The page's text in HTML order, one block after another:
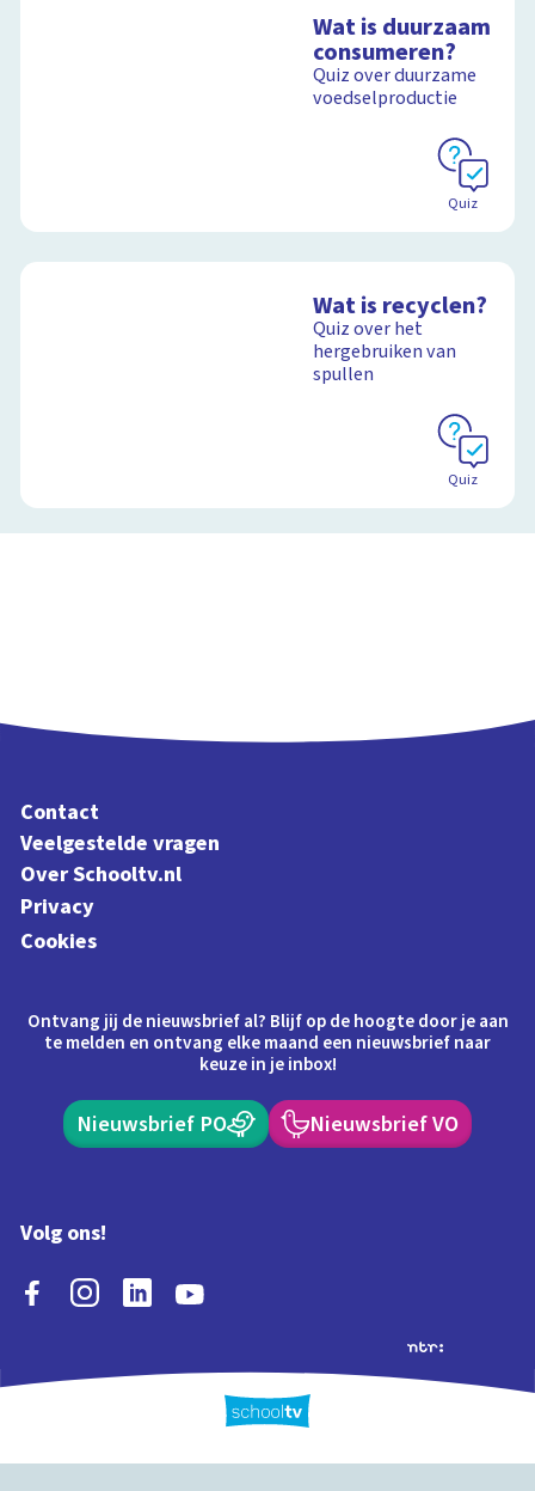
Wat is duurzaam
consumeren?
Quiz over duurzame
voedselproductie
Quiz
Wat is recyclen?
Quiz over het
hergebruiken van
spullen
Quiz
Contact
Veelgestelde vragen
Over Schooltv.nl
Privacy
Cookies
Ontvang jij de nieuwsbrief al? Blijf op de hoogte door je aan
te melden en ontvang elke maand een nieuwsbrief naar
keuze in je inbox!
Nieuwsbrief PO Nieuwsbrief VO
Volg ons!